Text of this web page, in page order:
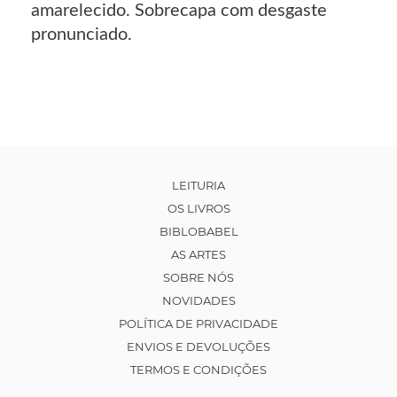
amarelecido. Sobrecapa com desgaste
pronunciado.
LEITURIA
OS LIVROS
BIBLOBABEL
AS ARTES
SOBRE NÓS
NOVIDADES
POLÍTICA DE PRIVACIDADE
ENVIOS E DEVOLUÇÕES
TERMOS E CONDIÇÕES